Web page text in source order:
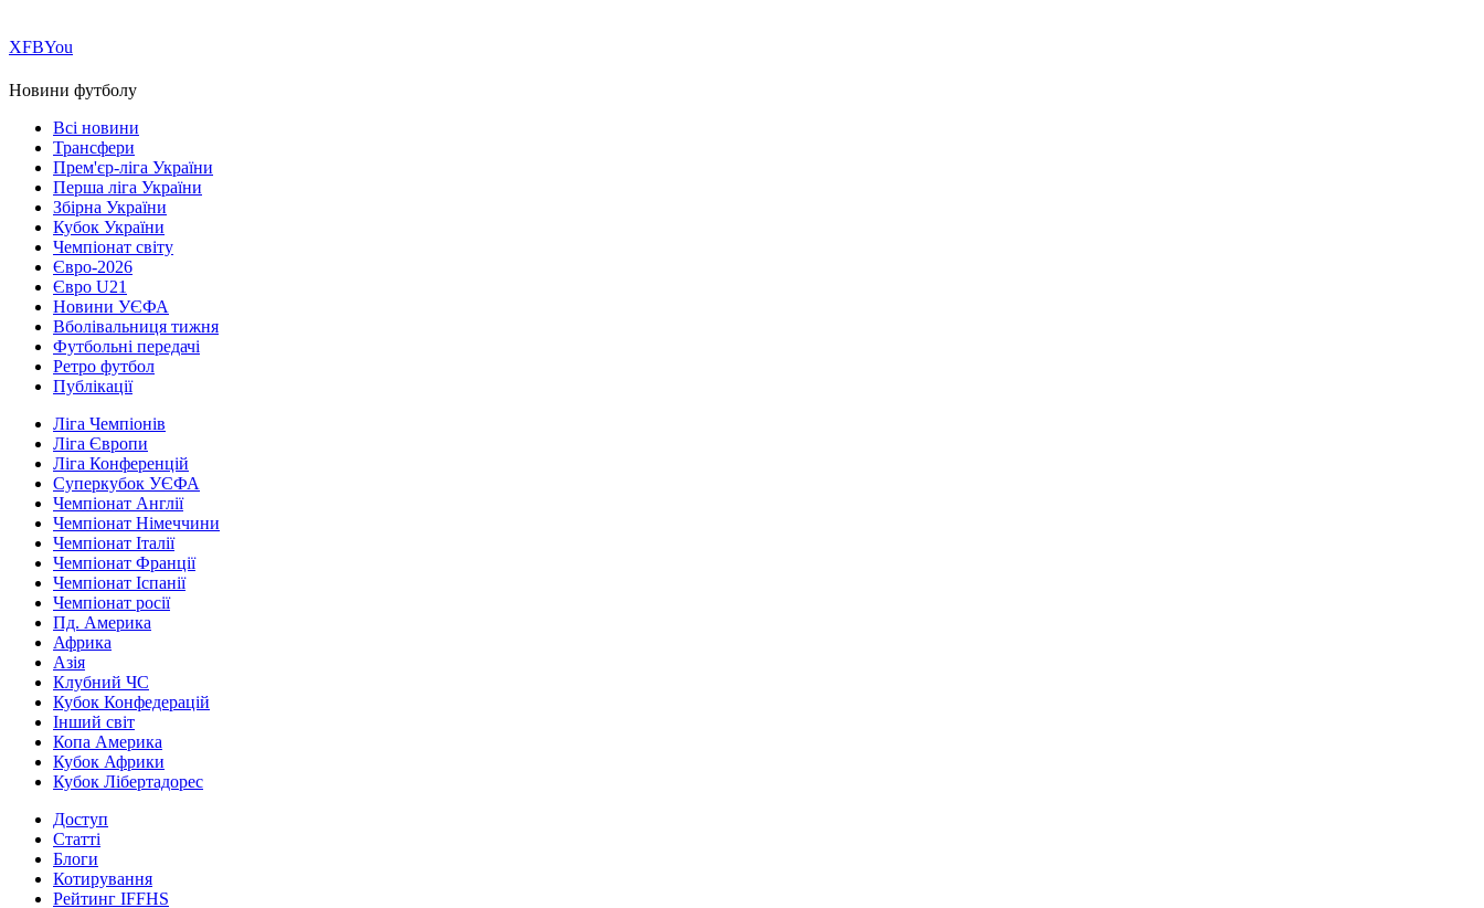
ХFBYou
Новини футболу
Всі новини
Трансфери
Прем'єр-ліга України
Перша ліга України
Збірна України
Кубок України
Чемпіонат світу
Євро-2026
Євро U21
Новини УЄФА
Вболівальниця тижня
Футбольні передачі
Ретро футбол
Публікації
Ліга Чемпіонів
Ліга Європи
Ліга Конференцій
Суперкубок УЄФА
Чемпіонат Англії
Чемпіонат Німеччини
Чемпіонат Італії
Чемпіонат Франції
Чемпіонат Іспанії
Чемпіонат росії
Пд. Америка
Африка
Азія
Клубний ЧС
Кубок Конфедерацій
Інший світ
Копа Америка
Кубок Африки
Кубок Лібертадорес
Доступ
Статті
Блоги
Котирування
Рейтинг IFFHS